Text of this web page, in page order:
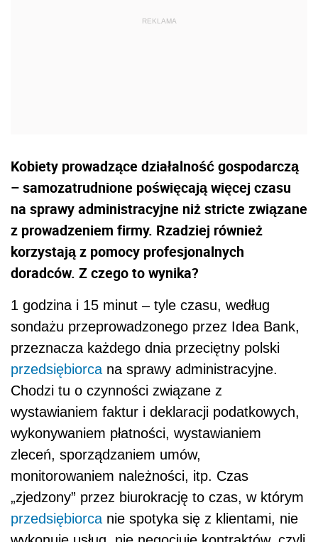
Kobiety prowadzące działalność gospodarczą
– samozatrudnione poświęcają więcej czasu
na sprawy administracyjne niż stricte związane
z prowadzeniem firmy. Rzadziej również
korzystają z pomocy profesjonalnych
doradców. Z czego to wynika?
1 godzina i 15 minut – tyle czasu, według
sondażu przeprowadzonego przez Idea Bank,
przeznacza każdego dnia przeciętny polski
przedsiębiorca na sprawy administracyjne.
Chodzi tu o czynności związane z
wystawianiem faktur i deklaracji podatkowych,
wykonywaniem płatności, wystawianiem
zleceń, sporządzaniem umów,
monitorowaniem należności, itp. Czas
„zjedzony” przez biurokrację to czas, w którym
przedsiębiorca nie spotyka się z klientami, nie